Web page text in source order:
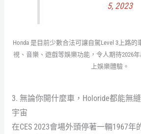
5, 2023
Honda 是目前少數合法可讓自駕Level 3上路的
視、音樂、遊戲等娛樂功能，令人期待2026
上娛樂體驗。
3. 無論你開什麼車，Holoride都能無
宇宙
在CES 2023會場外頭停著一輛1967年